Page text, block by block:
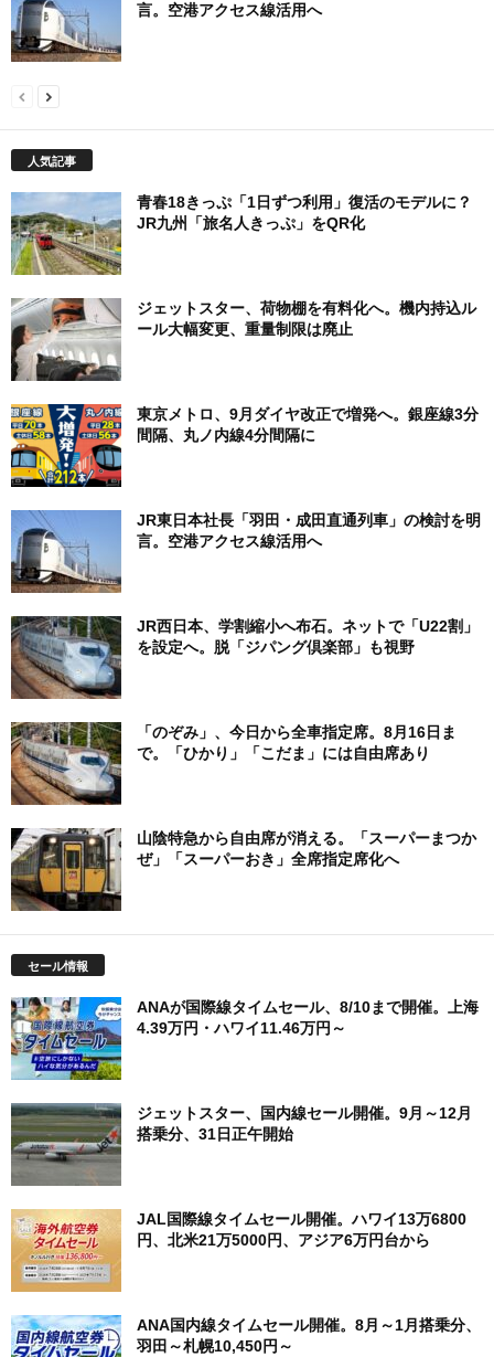
言。空港アクセス線活用へ
人気記事
青春18きっぷ「1日ずつ利用」復活のモデルに？
JR九州「旅名人きっぷ」をQR化
ジェットスター、荷物棚を有料化へ。機内持込ル
ール大幅変更、重量制限は廃止
東京メトロ、9月ダイヤ改正で増発へ。銀座線3分
間隔、丸ノ内線4分間隔に
JR東日本社長「羽田・成田直通列車」の検討を明
言。空港アクセス線活用へ
JR西日本、学割縮小へ布石。ネットで「U22割」
を設定へ。脱「ジパング倶楽部」も視野
「のぞみ」、今日から全車指定席。8月16日ま
で。「ひかり」「こだま」には自由席あり
山陰特急から自由席が消える。「スーパーまつか
ぜ」「スーパーおき」全席指定席化へ
セール情報
ANAが国際線タイムセール、8/10まで開催。上海
4.39万円・ハワイ11.46万円～
ジェットスター、国内線セール開催。9月～12月
搭乗分、31日正午開始
JAL国際線タイムセール開催。ハワイ13万6800
円、北米21万5000円、アジア6万円台から
ANA国内線タイムセール開催。8月～1月搭乗分、
羽田～札幌10,450円～